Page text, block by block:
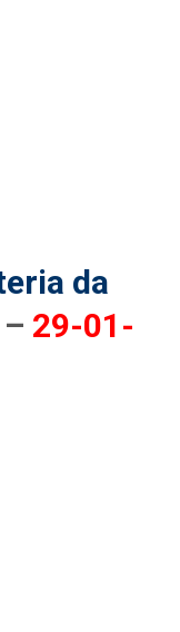
da
29-01-